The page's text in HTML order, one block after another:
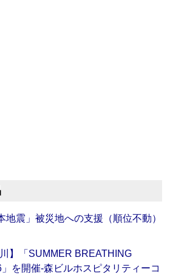
地震」被災地への支援（順位不動）
川】「SUMMER BREATHING
を開催‐森ビルホスピタリティーコ